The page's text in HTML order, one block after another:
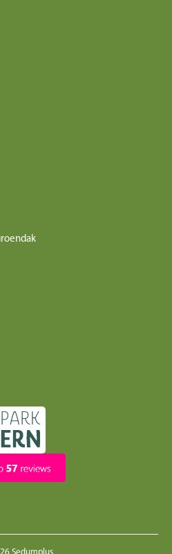
Sedumplus